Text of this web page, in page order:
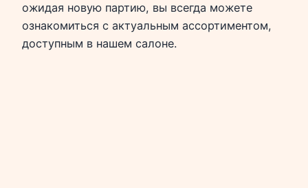
ожидая новую партию, вы всегда можете
ознакомиться с актуальным ассортиментом,
доступным в нашем салоне.